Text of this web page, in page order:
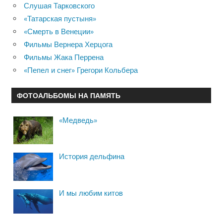
Слушая Тарковского
«Татарская пустыня»
«Смерть в Венеции»
Фильмы Вернера Херцога
Фильмы Жака Перрена
«Пепел и снег» Грегори Кольбера
ФОТОАЛЬБОМЫ НА ПАМЯТЬ
«Медведь»
История дельфина
И мы любим китов